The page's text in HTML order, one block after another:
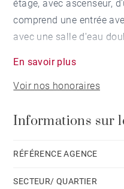
étage, avec ascenseur,
comprend une entrée
avec une salle d'eau
enfilade et un salon. Un
très qualitatif.
Disponibilité : immédiate
En savoir plus
Voir nos honoraires
Informations sur
RÉFÉRENCE AGENCE
SECTEUR/ QUARTIER